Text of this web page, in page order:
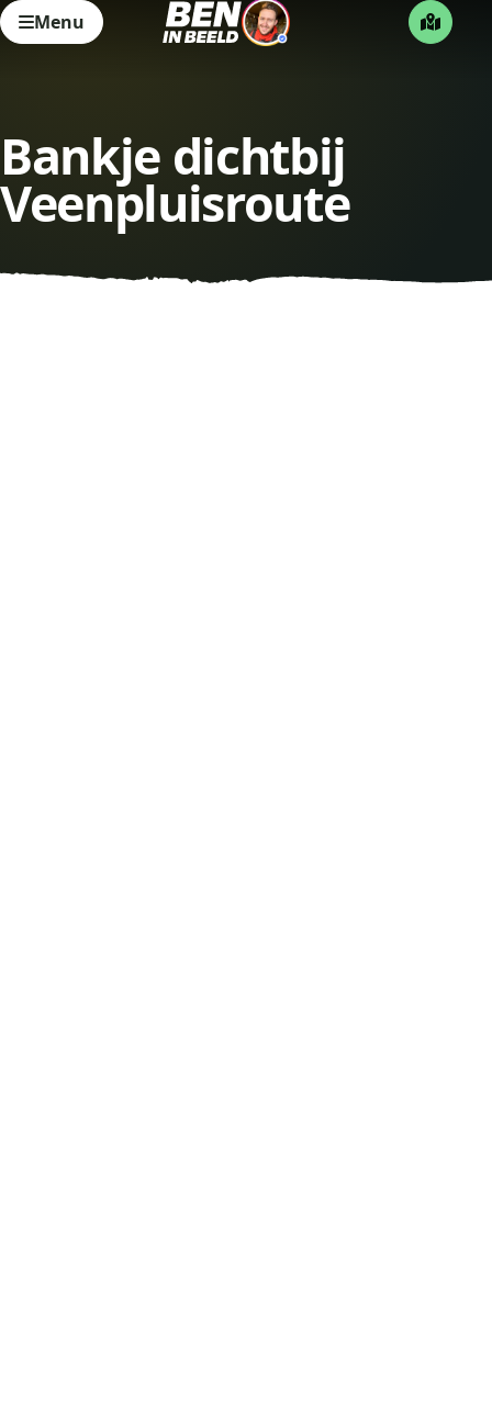
Menu
Bankje dichtbij
Veenpluisroute